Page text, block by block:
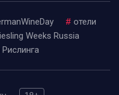
# отели
Weeks Russia